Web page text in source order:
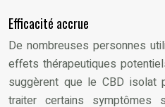
Efficacité accrue
De nombreuses personnes
effets thérapeutiques
suggèrent que le CBD
traiter certains symptômes